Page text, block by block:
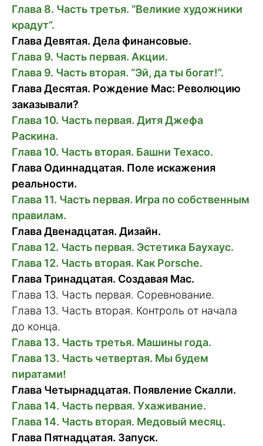
Глава 8. Часть третья. “Великие художники
крадут”.
Глава Девятая. Дела финансовые.
Глава 9. Часть первая. Акции.
Глава 9. Часть вторая. “Эй, да ты богат!”.
Глава Деcятая. Рождение Mac: Революцию
заказывали?
Глава 10. Часть первая. Дитя Джефа
Раскина.
Глава 10. Часть вторая. Башни Texaco.
Глава Одиннадцатая. Поле искажения
реальности.
Глава 11. Часть первая. Игра по собственным
правилам.
Глава Двенадцатая. Дизайн.
Глава 12. Часть первая. Эстетика Баухаус.
Глава 12. Часть вторая. Как Porsche.
Глава Тринадцатая. Создавая Mac.
Глава 13. Часть первая. Соревнование.
Глава 13. Часть вторая. Контроль от начала
до конца.
Глава 13. Часть третья. Машины года.
Глава 13. Часть четвертая. Мы будем
пиратами!
Глава Четырнадцатая. Появление Скалли.
Глава 14. Часть первая. Ухаживание.
Глава 14. Часть вторая. Медовый месяц.
Глава Пятнадцатая. Запуск.